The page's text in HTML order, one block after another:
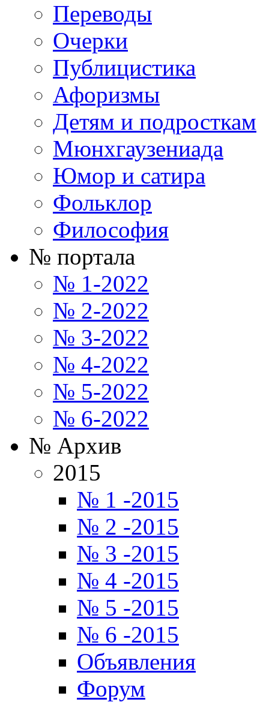
Переводы
Очерки
Публицистика
Афоризмы
Детям и подросткам
Мюнхгаузениада
Юмор и сатира
Фольклор
Философия
№ портала
№ 1-2022
№ 2-2022
№ 3-2022
№ 4-2022
№ 5-2022
№ 6-2022
№ Архив
2015
№ 1 -2015
№ 2 -2015
№ 3 -2015
№ 4 -2015
№ 5 -2015
№ 6 -2015
Объявления
Форум